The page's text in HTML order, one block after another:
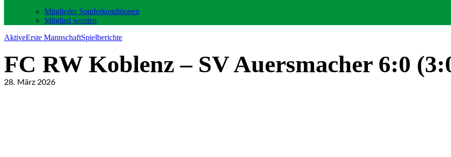
Mitglieder Sonderkonditionen
Mitglied werden
AktiveErste MannschaftSpielberichte
FC RW Koblenz – SV Auersmacher 6:0
28. März 2026